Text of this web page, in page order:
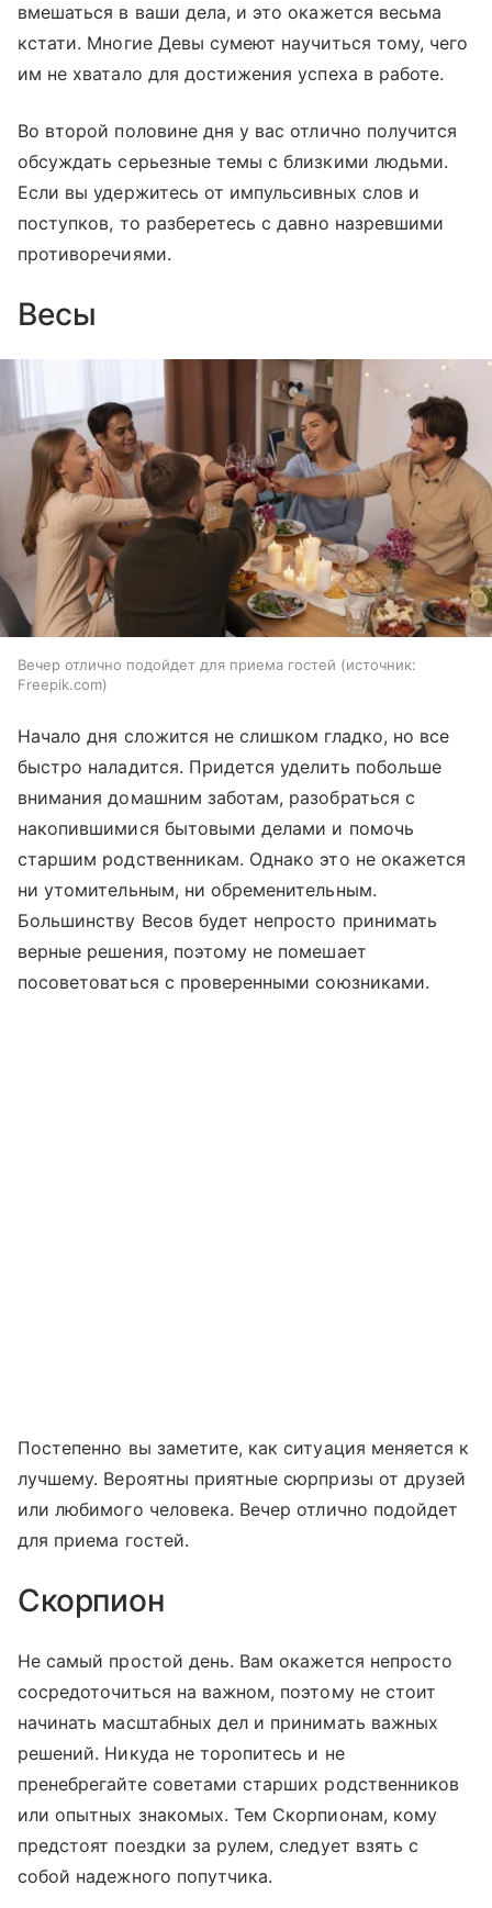
вмешаться в ваши дела, и это окажется весьма
кстати. Многие Девы сумеют научиться тому, чего
им не хватало для достижения успеха в работе.
Во второй половине дня у вас отлично получится
обсуждать серьезные темы с близкими людьми.
Если вы удержитесь от импульсивных слов и
поступков, то разберетесь с давно назревшими
противоречиями.
Весы
Вечер отлично подойдет для приема гостей
источник:
Freepik.com
Начало дня сложится не слишком гладко, но все
быстро наладится. Придется уделить побольше
внимания домашним заботам, разобраться с
накопившимися бытовыми делами и помочь
старшим родственникам. Однако это не окажется
ни утомительным, ни обременительным.
Большинству Весов будет непросто принимать
верные решения, поэтому не помешает
посоветоваться с проверенными союзниками.
Постепенно вы заметите, как ситуация меняется к
лучшему. Вероятны приятные сюрпризы от друзей
или любимого человека. Вечер отлично подойдет
для приема гостей.
Скорпион
Не самый простой день. Вам окажется непросто
сосредоточиться на важном, поэтому не стоит
начинать масштабных дел и принимать важных
решений. Никуда не торопитесь и не
пренебрегайте советами старших родственников
или опытных знакомых. Тем Скорпионам, кому
предстоят поездки за рулем, следует взять с
собой надежного попутчика.